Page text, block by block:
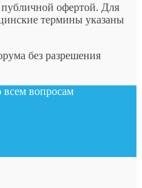
офертой. Для
термины указаны
без разрешения
всем вопросам